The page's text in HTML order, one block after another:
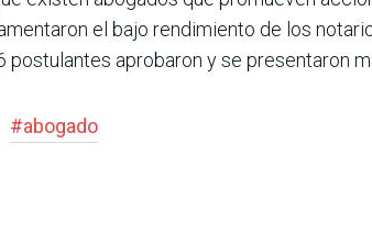
el bajo rendimiento de los
aprobaron y se presentaron
#abogado